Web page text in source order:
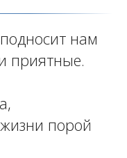
нам
приятные.
порой